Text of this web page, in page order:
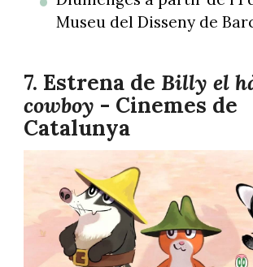
Museu del Disseny de
7. Estrena de Billy el
cowboy - Cinemes de
Catalunya